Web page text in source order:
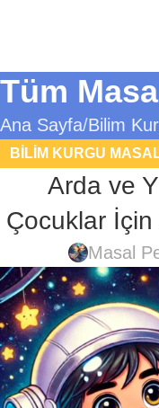
Tüm
Ana Sayfa Bilim
BILIM KURGU
YAŞ MASALLARI,
MASALLARI OKU
Arda ve
Çocuklar İçin
Masal